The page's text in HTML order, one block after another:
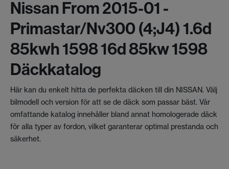
Nissan From 2015-01 -
Primastar/nv300 (4;j4) 1.6d
85kwh 1598 16d 85kw 1598
Däckkatalog
Här kan du enkelt hitta de perfekta däcken till din NISSAN. Välj
bilmodell och version för att se de däck som passar bäst. Vår
omfattande katalog innehåller bland annat homologerade däck
för alla typer av fordon, vilket garanterar optimal prestanda och
säkerhet.